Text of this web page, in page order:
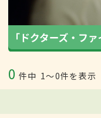
0 件中 1〜0件を表示